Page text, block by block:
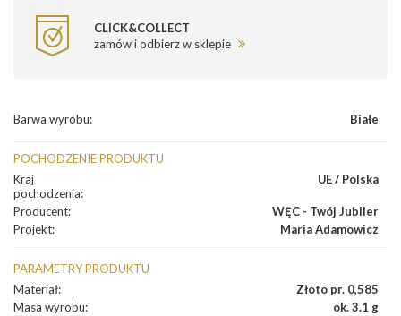
CLICK&COLLECT
zamów i odbierz w sklepie
Barwa wyrobu: Białe
POCHODZENIE PRODUKTU
Kraj
pochodzenia:
UE / Polska
Producent:
WĘC - Twój Jubiler
Projekt: Maria Adamowicz
PARAMETRY PRODUKTU
Materiał:
Złoto pr. 0,585
Masa wyrobu: ok. 3.1 g